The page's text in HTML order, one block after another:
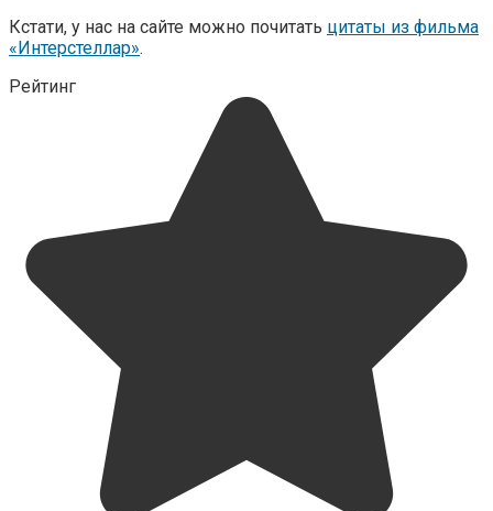
Кстати, у нас на сайте можно почитать цитаты из фильма
«Интерстеллар».
Рейтинг